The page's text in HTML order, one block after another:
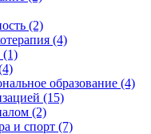
(2)
(4)
(1)
образование (4)
(15)
(2)
и спорт (7)